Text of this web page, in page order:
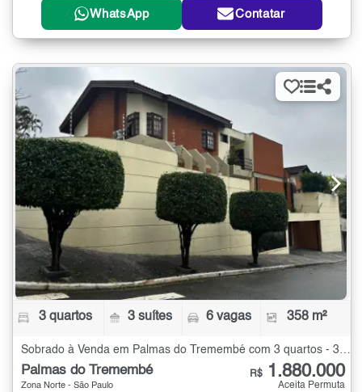
WhatsApp Contatar
3 quartos 3 suítes 6 vagas 358 m²
Sobrado à Venda em Palmas do Tremembé com 3 quartos - 358 m²
Palmas do Tremembé
Zona Norte - São Paulo
R$ 1.880.000
Aceita Permuta